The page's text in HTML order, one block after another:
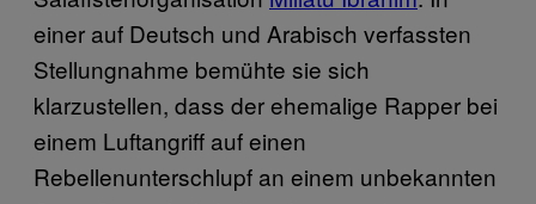
einer auf Deutsch und Arabisch verfassten
Stellungnahme bemühte sie sich
klarzustellen, dass der ehemalige Rapper bei
einem Luftangriff auf einen
Rebellenunterschlupf an einem unbekannten